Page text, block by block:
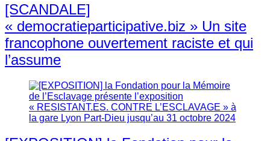
[SCANDALE]
« democratieparticipative.biz » Un site
francophone ouvertement raciste et qui
l’assume